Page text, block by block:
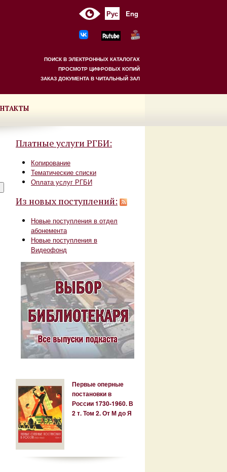
Рус Eng
ПОИСК В ЭЛЕКТРОННЫХ КАТАЛОГАХ
ПРОСМОТР ЦИФРОВЫХ КОПИЙ
ЗАКАЗ ДОКУМЕНТА В ЧИТАЛЬНЫЙ ЗАЛ
Платные услуги РГБИ:
Копирование
Тематические списки
Оплата услуг РГБИ
Из новых поступлений:
Новые поступления в отдел
абонемента
Новые поступления в
Видеофонд
Первые оперные
постановки в
России 1730-1960. В
2 т. Том 2. От М до Я